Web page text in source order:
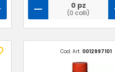
0 pz
(0 colli)
Cod. Art. 0012997101